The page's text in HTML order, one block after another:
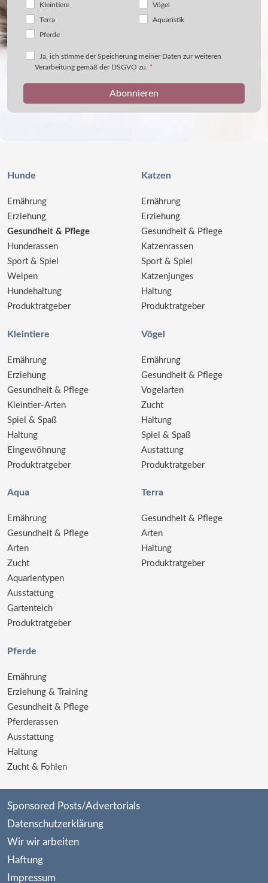
Kleintiere
Terra
Pferde
Vögel
Aquaristik
Ja, ich stimme der Speicherung meiner Daten zur weiteren
Verarbeitung gemäß der DSGVO zu. *
Hunde
Ernährung
Erziehung
Gesundheit & Pflege
Hunderassen
Sport & Spiel
Welpen
Hundehaltung
Produktratgeber
Katzen
Ernährung
Erziehung
Gesundheit & Pflege
Katzenrassen
Sport & Spiel
Katzenjunges
Haltung
Produktratgeber
Kleintiere
Ernährung
Erziehung
Gesundheit & Pflege
Kleintier-Arten
Spiel & Spaß
Haltung
Eingewöhnung
Produktratgeber
Vögel
Ernährung
Gesundheit & Pflege
Vogelarten
Zucht
Haltung
Spiel & Spaß
Austattung
Produktratgeber
Aqua
Ernährung
Gesundheit & Pflege
Arten
Zucht
Aquarientypen
Ausstattung
Gartenteich
Produktratgeber
Terra
Gesundheit & Pflege
Arten
Haltung
Produktratgeber
Pferde
Ernährung
Erziehung & Training
Gesundheit & Pflege
Pferderassen
Ausstattung
Haltung
Zucht & Fohlen
Sponsored Posts/Advertorials
Datenschutzerklärung
Wir wir arbeiten
Haftung
Impressum